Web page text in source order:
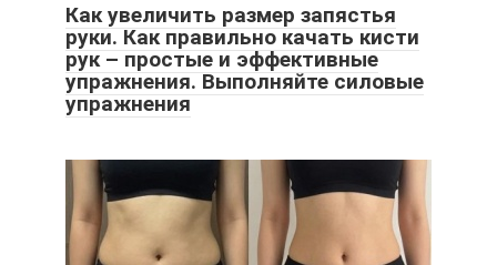
Как увеличить размер запястья
руки. Как правильно качать кисти
рук – простые и эффективные
упражнения. Выполняйте силовые
упражнения